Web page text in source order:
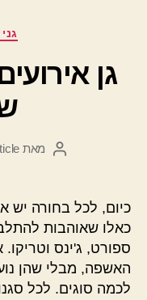
גן
המחבר
מאת
כיום, לכל בחורה יש
כאלו שאוהבות
ספורט, ג'ינס
האשפה, מבלי שהן
לכמה סוגים. לכל